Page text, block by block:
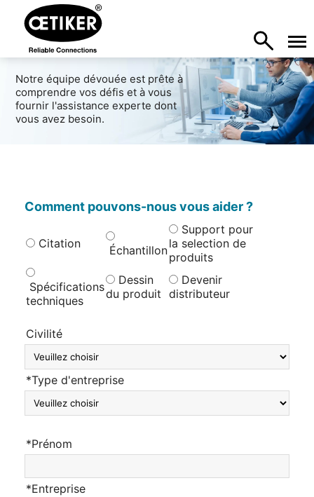
Notre équipe dévouée est prête à
comprendre vos défis et à vous
fournir l'assistance experte dont
vous avez besoin.
Comment pouvons-nous vous aider ?
Citation Échantillon
Support pour
la selection de
produits
Spécifications
techniques
Dessin
du produit
Devenir
distributeur
Civilité
*Type d'entreprise
*Prénom
*Entreprise